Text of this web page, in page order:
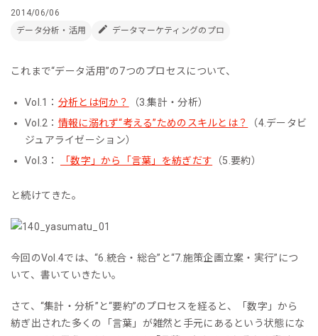
2014/06/06
データ分析・活用
データマーケティングのプロ
これまで“データ活用”の7つのプロセスについて、
Vol.1： 分析とは何か？
（3.集計・分析）
Vol.2： 情報に溺れず“考える”ためのスキルとは？
（4.データビ
ジュアライゼーション）
Vol.3：
「数字」から「言葉」を紡ぎだす （5.要約）
と続けてきた。
今回のVol.4では、“6.統合・総合”と“7.施策企画立案・実行”につ
いて、書いていきたい。
さて、“集計・分析”と“要約”のプロセスを経ると、「数字」から
紡ぎ出された多くの「言葉」が雑然と手元にあるという状態にな